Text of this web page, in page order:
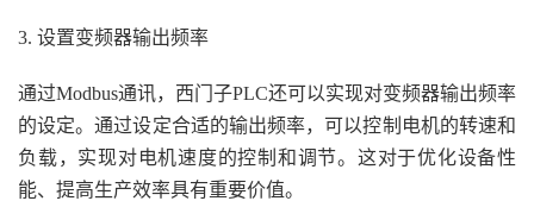
3. 设置变频器输出频率
通过Modbus通讯，西门子PLC还可以实现对变频器输出频率
的设定。通过设定合适的输出频率，可以控制电机的转速和
负载，实现对电机速度的控制和调节。这对于优化设备性
能、提高生产效率具有重要价值。